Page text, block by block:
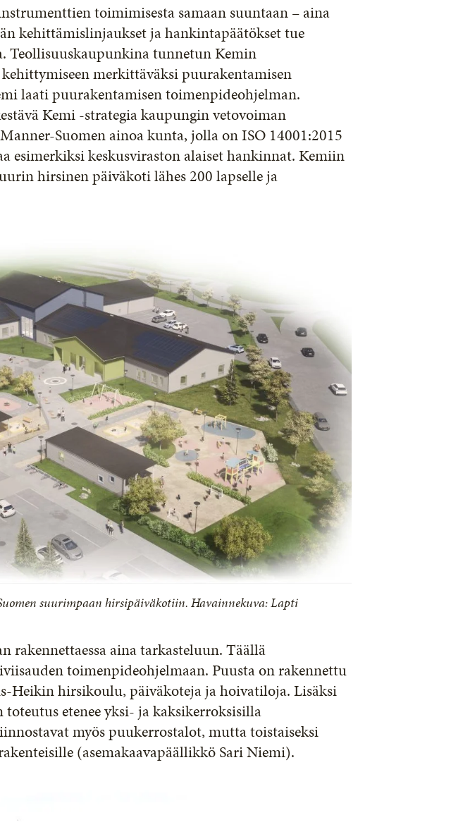
toimimisesta samaan suuntaan – aina
kehittämislinjaukset ja hankintapäätökset tue
Teollisuuskaupunkina tunnetun Kemin
merkittäväksi puurakentamisen
laati puurakentamisen toimenpideohjelman.
Kemi -strategia kaupungin vetovoiman
Suomen ainoa kunta, jolla on ISO 14001:2015
esimerkiksi keskusviraston alaiset hankinnat. Kemiin
hirsinen päiväkoti lähes 200 lapselle ja
Suomen suurimpaan hirsipäiväkotiin. Havainnekuva: Lapti
rakennettaessa aina tarkasteluun. Täällä
toimenpideohjelmaan. Puusta on rakennettu
Heikin hirsikoulu, päiväkoteja ja hoivatiloja. Lisäksi
etenee yksi- ja kaksikerroksisilla
myös puukerrostalot, mutta toistaiseksi
(asemakaavapäällikkö Sari Niemi).